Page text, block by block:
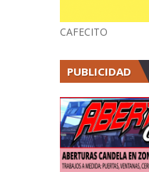
CAFECITO
PUBLICIDAD